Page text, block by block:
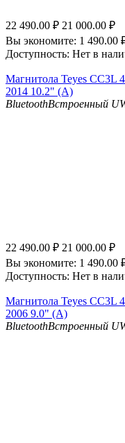
22 490.00 ₽ 21 000.00 ₽
Вы экономите: 1 490.00
Доступность: Нет в
Магнитола Teyes CC3L
2014 10.2" (A)
BluetoothВстроенный
22 490.00 ₽ 21 000.00 ₽
Вы экономите: 1 490.00
Доступность: Нет в
Магнитола Teyes CC3L
2006 9.0" (A)
BluetoothВстроенный